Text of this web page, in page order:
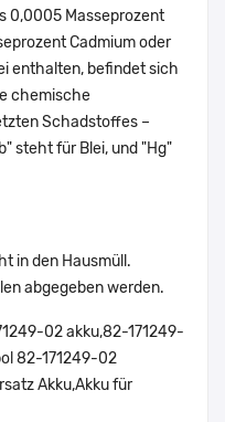
0,0005 Masseprozent
Cadmium oder
enthalten, befindet sich
chemische
Schadstoffes –
steht für Blei, und "Hg"
in den Hausmüll.
abgegeben werden.
02 akku,82-171249-
82-171249-02
Akku,Akku für